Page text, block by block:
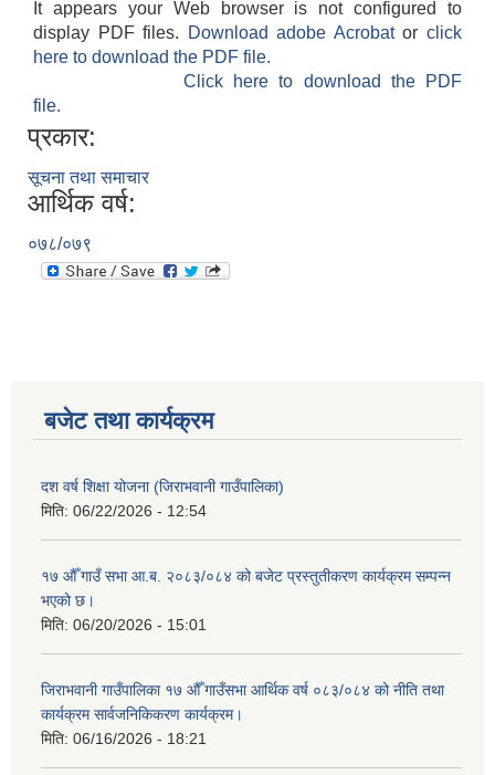
It appears your Web browser is not configured to
display PDF files.
Download adobe Acrobatorclick
here to download the PDF file.
Click here to download the PDF
file.
प्रकार:
सूचना तथा समाचार
आर्थिक वर्ष:
०७८/०७९
बजेट तथा कार्यक्रम
दश वर्ष शिक्षा योजना (जिराभवानी गाउँपालिका)
मिति: 06/22/2026 - 12:54
१७ औँ गाउँ सभा आ.ब. २०८३/०८४ को बजेट प्रस्तुतीकरण कार्यक्रम सम्पन्न
भएको छ।
मिति: 06/20/2026 - 15:01
जिराभवानी गाउँपालिका १७ औँ गाउँसभा आर्थिक वर्ष ०८३/०८४ को नीति तथा
कार्यक्रम सार्वजनिकिकरण कार्यक्रम।
मिति: 06/16/2026 - 18:21